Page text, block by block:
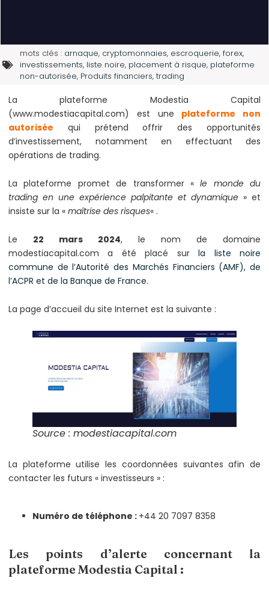
mots clés : arnaque, cryptomonnaies, escroquerie,forex,
investissements, liste noire, placement à risque, plateforme
non-autorisée, Produits financiers,trading
La plateforme Modestia Capital
(www.modestiacapital.com) est une plateforme non
autorisée qui prétend offrir des opportunités
d’investissement, notamment en effectuant des
opérations de trading.
La plateforme promet de transformer «le monde du
trading en une expérience palpitante et dynamique » et
insiste sur la « maîtrise des risques« .
Le 22 mars 2024, le nom de domaine
modestiacapital.com a été placé surla liste noire
commune de l’Autorité des Marchés Financiers (AMF), de
l’ACPR et de la Banque de France.
La page d’accueil du site Internet est la suivante :
Source : modestiacapital.com
La plateforme utilise les coordonnées suivantes afin de
contacter les futurs « investisseurs » :
Numéro de téléphone : +44 20 7097 8358
Les points d’alerte concernant la
plateforme Modestia Capital :